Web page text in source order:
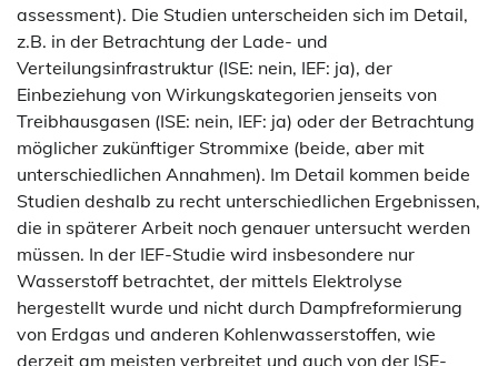
assessment). Die Studien unterscheiden sich im Detail,
z.B. in der Betrachtung der Lade- und
Verteilungsinfrastruktur (ISE: nein, IEF: ja), der
Einbeziehung von Wirkungskategorien jenseits von
Treibhausgasen (ISE: nein, IEF: ja) oder der Betrachtung
möglicher zukünftiger Strommixe (beide, aber mit
unterschiedlichen Annahmen). Im Detail kommen beide
Studien deshalb zu recht unterschiedlichen Ergebnissen,
die in späterer Arbeit noch genauer untersucht werden
müssen. In der IEF-Studie wird insbesondere nur
Wasserstoff betrachtet, der mittels Elektrolyse
hergestellt wurde und nicht durch Dampfreformierung
von Erdgas und anderen Kohlenwasserstoffen, wie
derzeit am meisten verbreitet und auch von der ISE-